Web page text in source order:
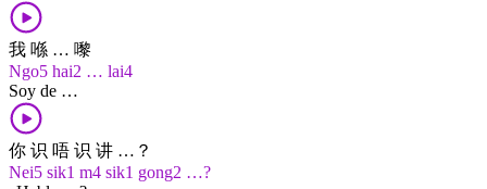
我 喺 … 嚟
Ngo5 hai2 … lai4
Soy de …
你 识 唔 识 讲 …？
Nei5 sik1 m4 sik1 gong2 …?